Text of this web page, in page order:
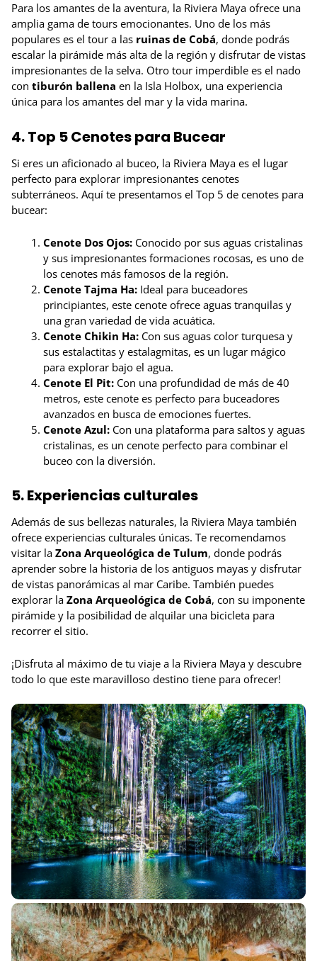
Para los amantes de la aventura, la Riviera Maya ofrece una
amplia gama de tours emocionantes. Uno de los más
populares es el tour a las ruinas de Cobá, donde podrás
escalar la pirámide más alta de la región y disfrutar de vistas
impresionantes de la selva. Otro tour imperdible es el nado
con tiburón ballena en la Isla Holbox, una experiencia
única para los amantes del mar y la vida marina.
4. Top 5 Cenotes para Bucear
Si eres un aficionado al buceo, la Riviera Maya es el lugar
perfecto para explorar impresionantes cenotes
subterráneos. Aquí te presentamos el Top 5 de cenotes para
bucear:
Cenote Dos Ojos: Conocido por sus aguas cristalinas
y sus impresionantes formaciones rocosas, es uno de
los cenotes más famosos de la región.
Cenote Tajma Ha: Ideal para buceadores
principiantes, este cenote ofrece aguas tranquilas y
una gran variedad de vida acuática.
Cenote Chikin Ha: Con sus aguas color turquesa y
sus estalactitas y estalagmitas, es un lugar mágico
para explorar bajo el agua.
Cenote El Pit: Con una profundidad de más de 40
metros, este cenote es perfecto para buceadores
avanzados en busca de emociones fuertes.
Cenote Azul: Con una plataforma para saltos y aguas
cristalinas, es un cenote perfecto para combinar el
buceo con la diversión.
5. Experiencias culturales
Además de sus bellezas naturales, la Riviera Maya también
ofrece experiencias culturales únicas. Te recomendamos
visitar la Zona Arqueológica de Tulum, donde podrás
aprender sobre la historia de los antiguos mayas y disfrutar
de vistas panorámicas al mar Caribe. También puedes
explorar la Zona Arqueológica de Cobá, con su imponente
pirámide y la posibilidad de alquilar una bicicleta para
recorrer el sitio.
¡Disfruta al máximo de tu viaje a la Riviera Maya y descubre
todo lo que este maravilloso destino tiene para ofrecer!